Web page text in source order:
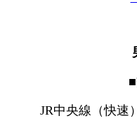
JR中央線（快速